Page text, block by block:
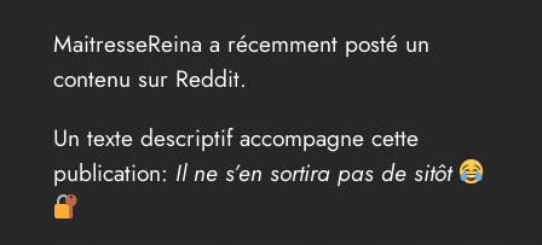
MaitresseReina a récemment posté un
contenu sur Reddit.
Un texte descriptif accompagne cette
publication: Il ne s’en sortira pas de sitôt